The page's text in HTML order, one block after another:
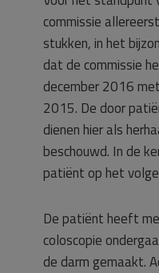
commissie
stukken, in het
dat de commissie
december 2016
2015. De door
dienen hier als
beschouwd. In de
patiënt op het
De patiënt heeft
coloscopie
de darm gemaakt.